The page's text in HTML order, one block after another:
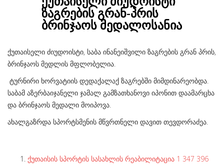
ზაგრების გრან-პრის
ბრინჯაოს მედალოსანია
ქუთაისელი ძიუდოისტი, საბა ინანეიშვილი ზაგრების გრან პრის,
ბრინჯაოს მედლის მფლობელია.
ტურნირი ხორვატიის დედაქალაქ ზაგრებში მიმდინარეობდა.
საბამ აზერბაიჯანელი ჯამალ გამზათხანოვი იპონით დაამარცხა
და ბრინჯაოს მედალი მოიპოვა.
ახალგაზრდა სპორტსმენის მწვრთნელი დავით თევდორაძეა.
ქუთაისის სპორტის სასახლის რეაბილიტაცია 1 347 396